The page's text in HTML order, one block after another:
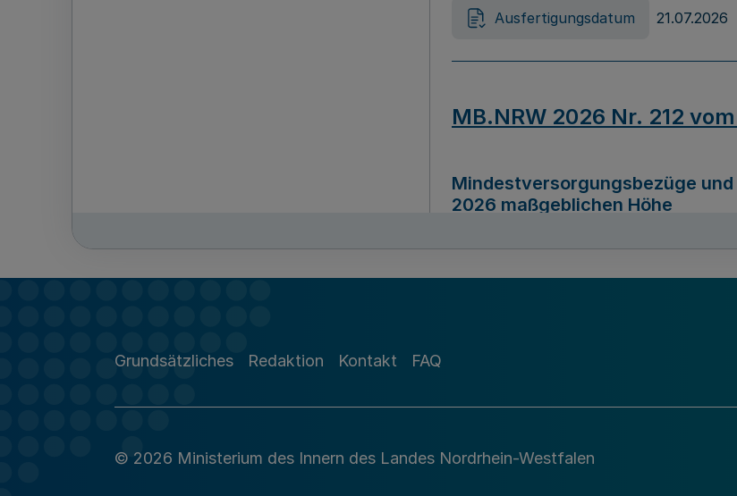
Ausfertigungsdatum 21.07.2026
MB.NRW 2026 Nr. 212
Mindestversorgungsbezüge
2026 maßgeblichen Höhe
Richtlinie zur Durchführung des
Grundsätzliches Redaktion Kontakt FAQ
© 2026 Ministerium des Innern des Landes Nordrhein-Westfalen